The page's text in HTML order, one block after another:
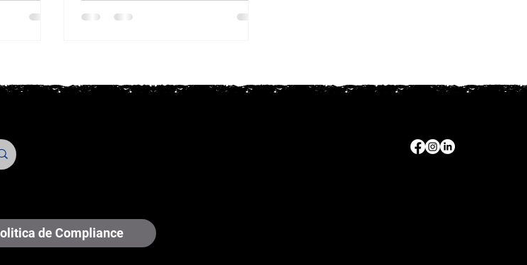
de Compliance